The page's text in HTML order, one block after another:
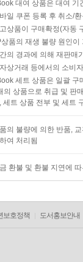
대여 상품은 대여 기
일 쿠폰 등록 후 취소/
상품이 구매확정(자동
상품의 재생 불량 원인
의 경과에 의해 재판매
상거래 등에서의 소비
세트 상품은 일괄 구
의 상품으로 취급 및 판
세트 상품 전부 및 세트
의 불량에 의한 반품,
여 처리됨
환불 및 환불 지연에
보호정책 도서홍보안내